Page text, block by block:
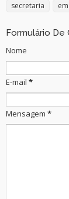
secretaria
Formulário De
Nome
E-mail *
Mensagem *